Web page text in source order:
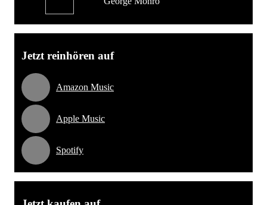
Jetzt reinhören auf
Amazon Music
Apple Music
Spotify